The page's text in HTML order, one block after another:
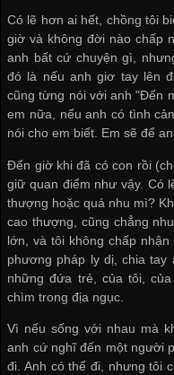
Có lẽ hơn ai hết, chồng tôi
giờ và không đời nào chấp
anh bất cứ chuyện gì,
đó là nếu anh giơ tay lên
cũng từng nói với anh "Đến
em nữa, nếu anh có tình
nói cho em biết. Em sẽ để
Đến giờ khi đã có con rồi
giữ quan điểm như vậy. Có
thượng hoặc quá nhu mì?
cao thượng, cũng chẳng
lớn, và tôi không chấp
phương pháp ly dị, chia tay
những đứa trẻ, của tôi,
chìm trong địa ngục.
Vì nếu sống với nhau mà
anh cứ nghĩ đến một người
đi. Anh có thể đi, nhưng tôi